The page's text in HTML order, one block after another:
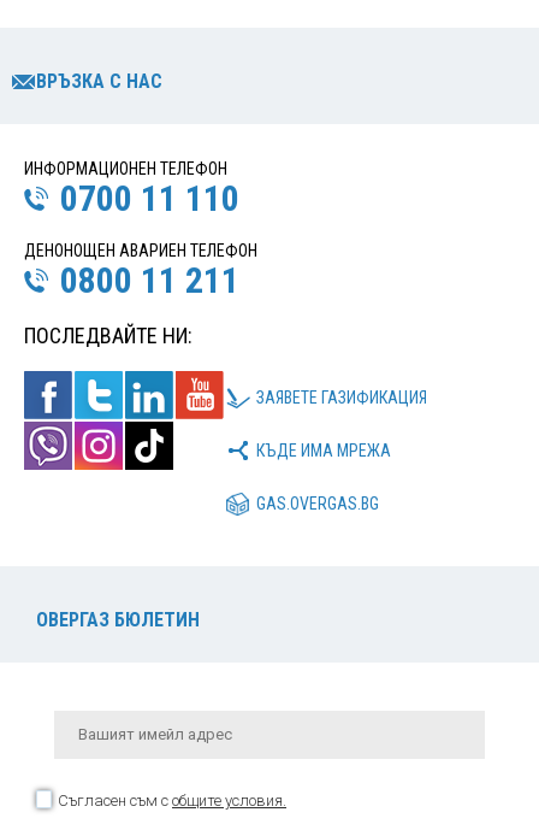
ВРЪЗКА С НАС
ИНФОРМАЦИОНЕН ТЕЛЕФОН
0700 11 110
ДЕНОНОЩЕН АВАРИЕН ТЕЛЕФОН
0800 11 211
ПОСЛЕДВАЙТЕ НИ:
ЗАЯВЕТЕ ГАЗИФИКАЦИЯ
КЪДЕ ИМА МРЕЖА
GAS.OVERGAS.BG
ОВЕРГАЗ БЮЛЕТИН
Съгласен съм с общите условия.